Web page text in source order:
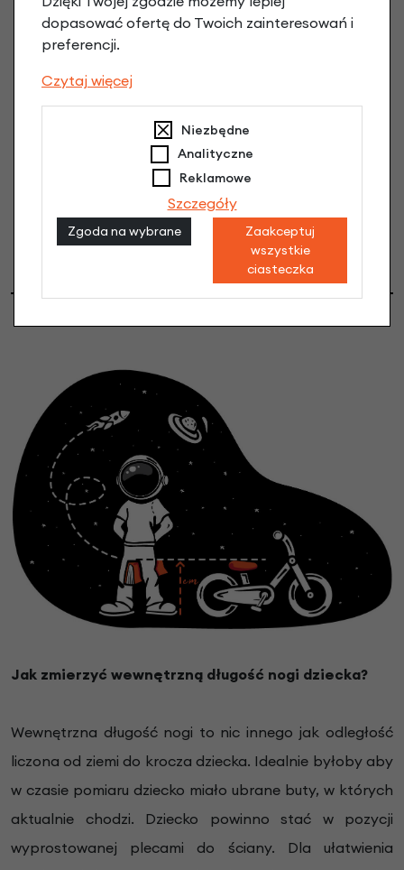
PUKY 16"
Wzrost: od 100 cm do 115 cm
Wysokość kroku: 40 - 50 cm
PUKY 18"
Wiek: od 5,5 lat
Wzrost: od 105 cm do 120 cm
Wysokość kroku: 43 - 53 cm
Jak zmierzyć wewnętrzną długość nogi dziecka?
Wewnętrzna długość nogi to nic innego jak odległość
liczona od ziemi do krocza dziecka. Idealnie byłoby aby
w czasie pomiaru dziecko miało ubrane buty, w których
aktualnie chodzi. Dziecko powinno stać w pozycji
wyprostowanej plecami do ściany. Dla ułatwienia
dopasować ofertę do Twoich zainteresowań i
preferencji.
Czytaj więcej
Niezbędne
Analityczne
Reklamowe
Szczegóły
Zgoda na wybrane
Zaakceptuj
wszystkie
ciasteczka